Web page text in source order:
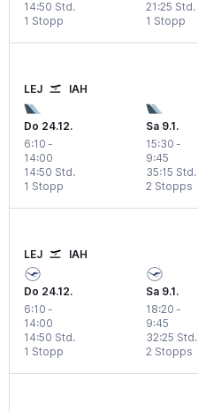
1 Stopp
14:50 Std.
1 Stopp
21:25 Std.
LEJ IAH
Do 24.12.
6:10 -
14:00
1 Stopp
14:50 Std.
Sa 9.1.
15:30 -
9:45
2 Stopps
35:15 Std.
LEJ IAH
Do 24.12.
6:10 -
14:00
1 Stopp
14:50 Std.
Sa 9.1.
18:20 -
9:45
2 Stopps
32:25 Std.